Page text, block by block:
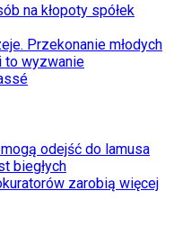
na kłopoty spółek
Przekonanie młodych
to wyzwanie
odejść do lamusa
biegłych
zarobią więcej